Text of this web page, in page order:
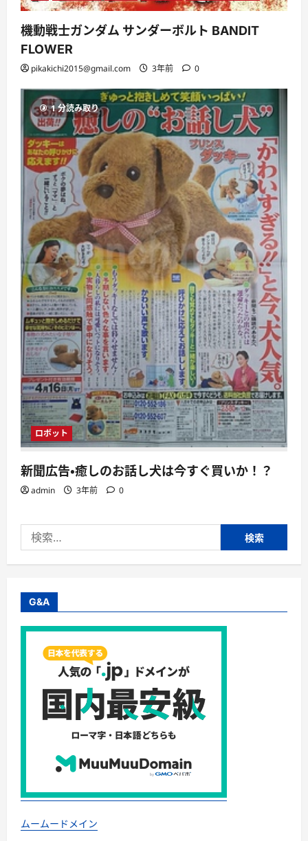
機動戦士ガンダム サンダーボルト BANDIT
FLOWER
pikakichi2015@gmail.com 3年前 0
1 分読み取り
ロボット
新聞広告・癒しのお話し犬は今すぐ買いか！？
admin 3年前 0
索:
G&A
ムームードメイン